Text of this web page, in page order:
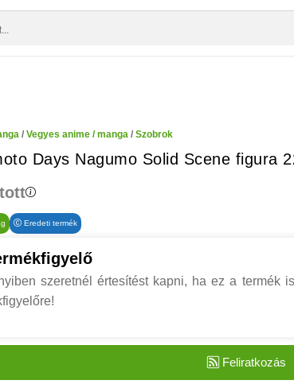
/ Vegyes anime / manga / Szobrok
Days Nagumo Solid Scene figura
Eredeti termék
szeretnél értesítést kapni, ha ez a termék
Feliratkozás